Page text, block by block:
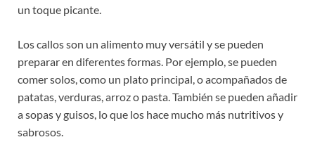
un toque picante.
Los callos son un alimento muy versátil y se pueden
preparar en diferentes formas. Por ejemplo, se pueden
comer solos, como un plato principal, o acompañados de
patatas, verduras, arroz o pasta. También se pueden añadir
a sopas y guisos, lo que los hace mucho más nutritivos y
sabrosos.